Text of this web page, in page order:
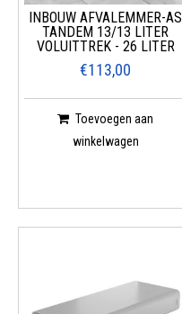
INBOUW AFVALEMMER-AS
TANDEM 13/13 LITER
VOLUITTREK - 26 LITER
€113,00
Toevoegen aan
winkelwagen